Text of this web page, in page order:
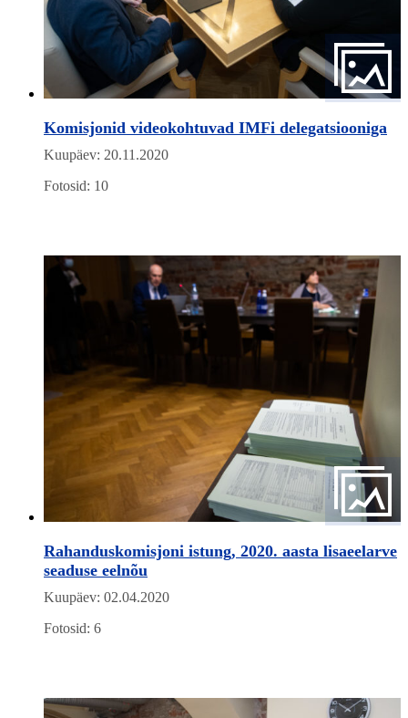
Komisjonid videokohtuvad IMFi delegatsiooniga
Kuupäev: 20.11.2020
Fotosid: 10
Rahanduskomisjoni istung, 2020. aasta lisaeelarve
seaduse eelnõu
Kuupäev: 02.04.2020
Fotosid: 6